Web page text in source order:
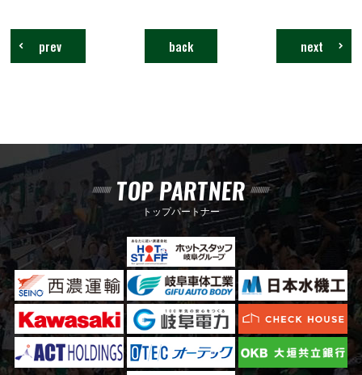
next
back
prev
TOP PARTNER
トップパートナー